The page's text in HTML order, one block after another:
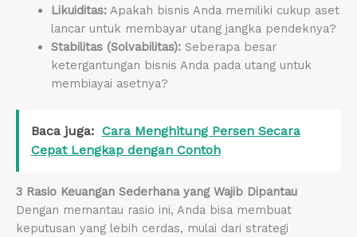
Likuiditas:Apakah bisnis Anda memiliki cukup aset
lancar untuk membayar utang jangka pendeknya?
Stabilitas (Solvabilitas):Seberapa besar
ketergantungan bisnis Anda pada utang untuk
membiayai asetnya?
Baca juga: Cara Menghitung Persen Secara
Cepat Lengkap dengan Contoh
3 Rasio Keuangan Sederhana yang Wajib Dipantau
Dengan memantau rasio ini, Anda bisa membuat
keputusan yang lebih cerdas, mulai dari strategi